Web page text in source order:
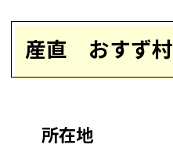
産直 おすず村
所在地